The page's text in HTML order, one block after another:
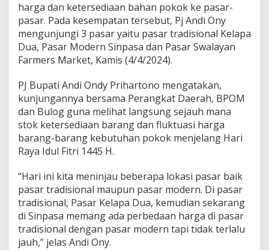
e
k
S
t
o
k
a
n
K
e
n
a
i
a
n
H
a
r
g
a
harga dan ketersediaan bahan pokok ke pasar-
pasar. Pada kesempatan tersebut, Pj Andi Ony
mengunjungi 3 pasar yaitu pasar tradisional Kelapa
Dua, Pasar Modern Sinpasa dan Pasar Swalayan
Farmers Market, Kamis (4/4/2024).
PJ Bupati Andi Ondy Prihartono mengatakan,
kunjungannya bersama Perangkat Daerah, BPOM
dan Bulog guna melihat langsung sejauh mana
stok ketersediaan barang dan fluktuasi harga
barang-barang kebutuhan pokok menjelang Hari
Raya Idul Fitri 1445 H.
“Hari ini kita meninjau beberapa lokasi pasar baik
pasar tradisional maupun pasar modern. Di pasar
tradisional, Pasar Kelapa Dua, kemudian sekarang
di Sinpasa memang ada perbedaan harga di pasar
tradisional dengan pasar modern tapi tidak terlalu
jauh,” jelas Andi Ony.